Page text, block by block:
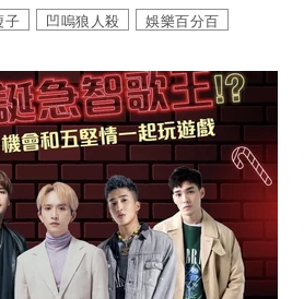
子 凹嗚狼人殺 娛樂百分百